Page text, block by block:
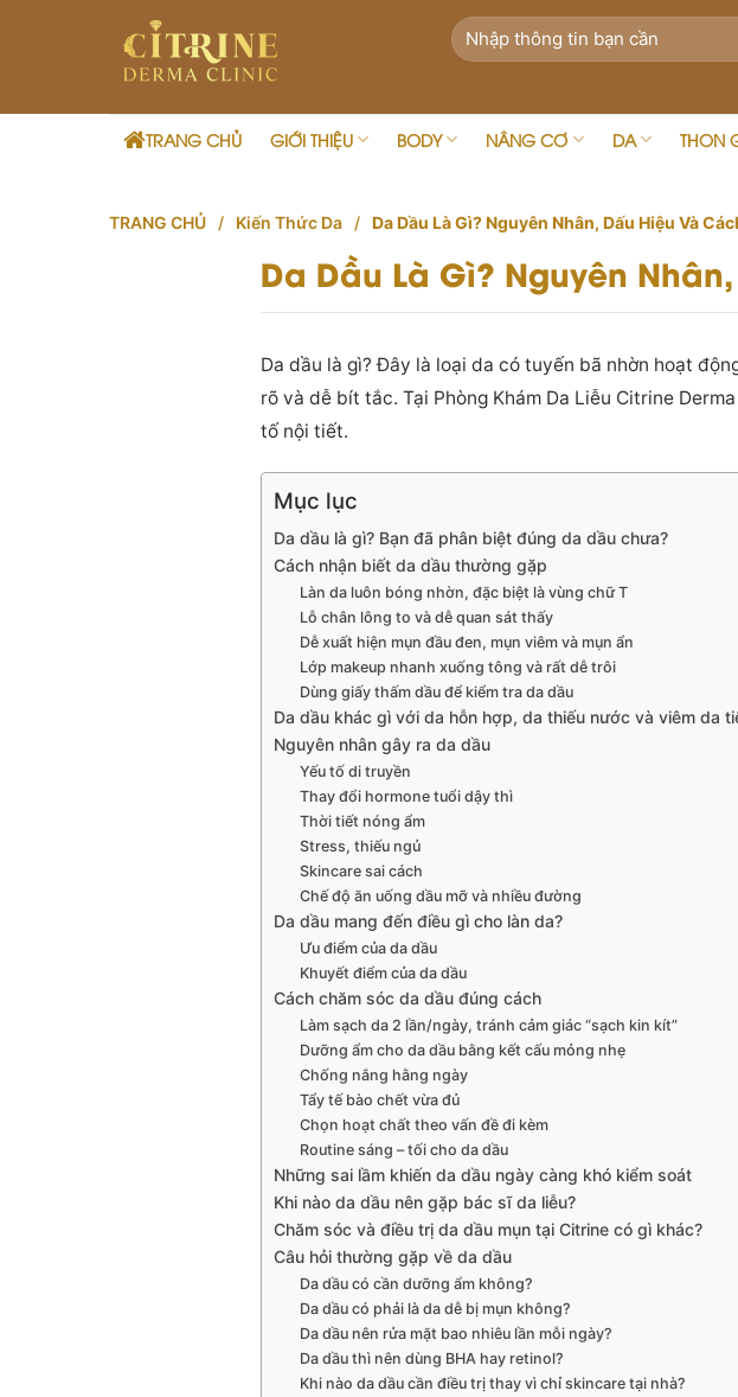
TRANG CHỦ GIỚI THIỆU BODY NÂNG CƠ DA THON
TRANG CHỦ / Kiến Thức Da / Da Dầu Là Gì? Nguyên Nhân, Dấu Hiệu Và
Da Dầu Là Gì? Nguyên
Da dầu là gì? Đây là loại da có tuyến bã nhờn hoạt
rõ và dễ bít tắc. Tại Phòng Khám Da Liễu Citrine
tố nội tiết.
Mục lục
Da dầu là gì? Bạn đã phân biệt đúng da dầu chưa?
Cách nhận biết da dầu thường gặp
Làn da luôn bóng nhờn, đặc biệt là vùng chữ T
Lỗ chân lông to và dễ quan sát thấy
Dễ xuất hiện mụn đầu đen, mụn viêm và mụn ẩn
Lớp makeup nhanh xuống tông và rất dễ trôi
Dùng giấy thấm dầu để kiểm tra da dầu
Da dầu khác gì với da hỗn hợp, da thiếu nước và viêm da
Nguyên nhân gây ra da dầu
Yếu tố di truyền
Thay đổi hormone tuổi dậy thì
Thời tiết nóng ẩm
Stress, thiếu ngủ
Skincare sai cách
Chế độ ăn uống dầu mỡ và nhiều đường
Da dầu mang đến điều gì cho làn da?
Ưu điểm của da dầu
Khuyết điểm của da dầu
Cách chăm sóc da dầu đúng cách
Làm sạch da 2 lần/ngày, tránh cảm giác “sạch kin kít”
Dưỡng ẩm cho da dầu bằng kết cấu mỏng nhẹ
Chống nắng hằng ngày
Tẩy tế bào chết vừa đủ
Chọn hoạt chất theo vấn đề đi kèm
Routine sáng – tối cho da dầu
Những sai lầm khiến da dầu ngày càng khó kiểm soát
Khi nào da dầu nên gặp bác sĩ da liễu?
Chăm sóc và điều trị da dầu mụn tại Citrine có gì khác?
Câu hỏi thường gặp về da dầu
Da dầu có cần dưỡng ẩm không?
Da dầu có phải là da dễ bị mụn không?
Da dầu nên rửa mặt bao nhiêu lần mỗi ngày?
Da dầu thì nên dùng BHA hay retinol?
Khi nào da dầu cần điều trị thay vì chỉ skincare tại nhà?